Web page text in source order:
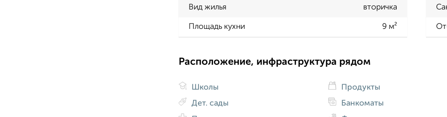
Вид жилья вторичка
Площадь кухни 9 м²
Расположение, инфраструктура рядом
Школы
Дет. сады
Продукты
Банкоматы